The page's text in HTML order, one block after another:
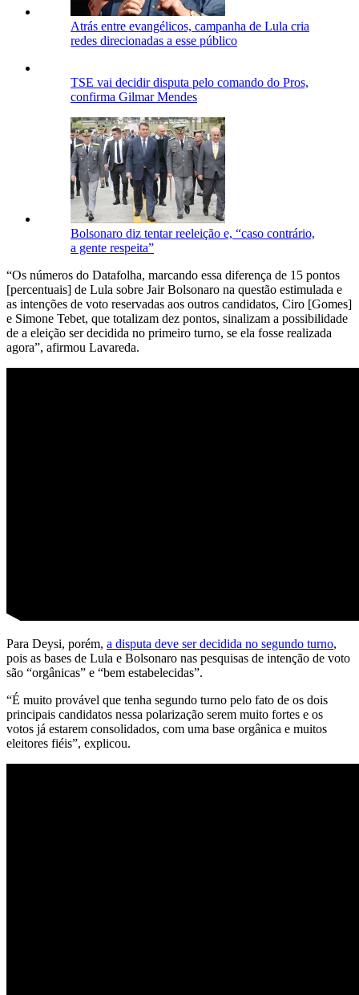
Atrás entre evangélicos, campanha de Lula cria
redes direcionadas a esse público
TSE vai decidir disputa pelo comando do Pros,
confirma Gilmar Mendes
Bolsonaro diz tentar reeleição e, “caso contrário,
a gente respeita”
“Os números do Datafolha, marcando essa diferença de 15 pontos
[percentuais] de Lula sobre Jair Bolsonaro na questão estimulada e
as intenções de voto reservadas aos outros candidatos, Ciro [Gomes]
e Simone Tebet, que totalizam dez pontos, sinalizam a possibilidade
de a eleição ser decidida no primeiro turno, se ela fosse realizada
agora”, afirmou Lavareda.
Para Deysi, porém, a disputa deve ser decidida no segundo turno,
pois as bases de Lula e Bolsonaro nas pesquisas de intenção de voto
são “orgânicas” e “bem estabelecidas”.
“É muito provável que tenha segundo turno pelo fato de os dois
principais candidatos nessa polarização serem muito fortes e os
votos já estarem consolidados, com uma base orgânica e muitos
eleitores fiéis”, explicou.